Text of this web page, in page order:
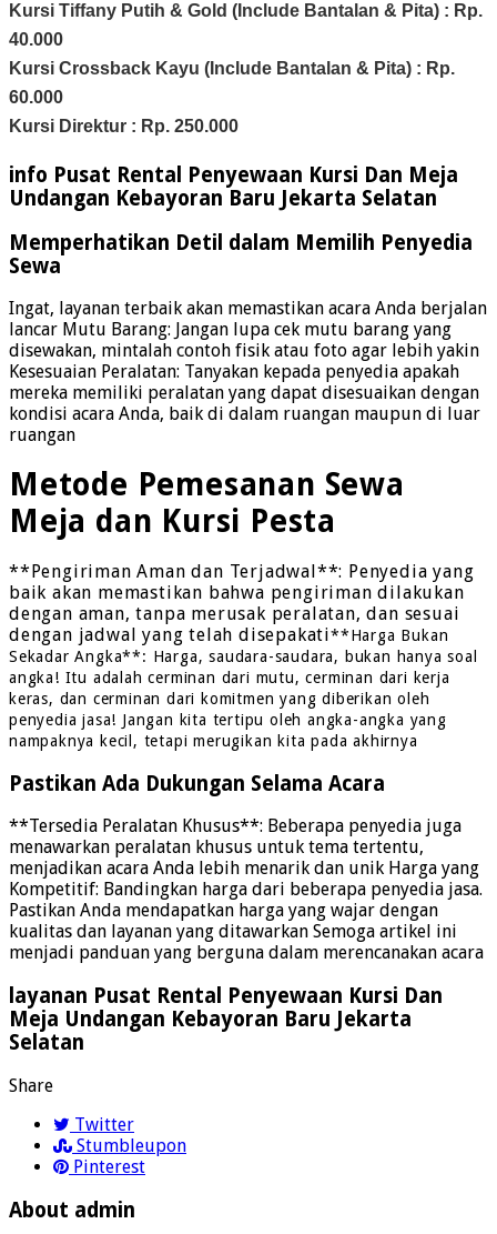
Kursi Tiffany Putih & Gold (Include Bantalan & Pita) : Rp.
40.000
Kursi Crossback Kayu (Include Bantalan & Pita) : Rp.
60.000
Kursi Direktur : Rp. 250.000
info Pusat Rental Penyewaan Kursi Dan Meja
Undangan Kebayoran Baru Jekarta Selatan
Memperhatikan Detil dalam Memilih Penyedia
Sewa
Ingat, layanan terbaik akan memastikan acara Anda berjalan
lancar Mutu Barang: Jangan lupa cek mutu barang yang
disewakan, mintalah contoh fisik atau foto agar lebih yakin
Kesesuaian Peralatan: Tanyakan kepada penyedia apakah
mereka memiliki peralatan yang dapat disesuaikan dengan
kondisi acara Anda, baik di dalam ruangan maupun di luar
ruangan
Metode Pemesanan Sewa
Meja dan Kursi Pesta
**Pengiriman Aman dan Terjadwal**: Penyedia yang
baik akan memastikan bahwa pengiriman dilakukan
dengan aman, tanpa merusak peralatan, dan sesuai
dengan jadwal yang telah disepakati**Harga Bukan
Sekadar Angka**: Harga, saudara-saudara, bukan hanya soal
angka! Itu adalah cerminan dari mutu, cerminan dari kerja
keras, dan cerminan dari komitmen yang diberikan oleh
penyedia jasa! Jangan kita tertipu oleh angka-angka yang
nampaknya kecil, tetapi merugikan kita pada akhirnya
Pastikan Ada Dukungan Selama Acara
**Tersedia Peralatan Khusus**: Beberapa penyedia juga
menawarkan peralatan khusus untuk tema tertentu,
menjadikan acara Anda lebih menarik dan unik Harga yang
Kompetitif: Bandingkan harga dari beberapa penyedia jasa.
Pastikan Anda mendapatkan harga yang wajar dengan
kualitas dan layanan yang ditawarkan Semoga artikel ini
menjadi panduan yang berguna dalam merencanakan acara
layanan Pusat Rental Penyewaan Kursi Dan
Meja Undangan Kebayoran Baru Jekarta
Selatan
Share
Twitter
Stumbleupon
Pinterest
About admin